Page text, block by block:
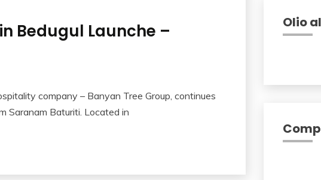
Bedugul Launche –
company – Banyan Tree Group, continues
Saranam Baturiti. Located in
Olio